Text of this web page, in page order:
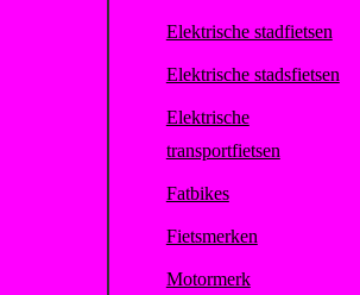
Elektrische stadfietsen
Elektrische stadsfietsen
Elektrische
transportfietsen
Fatbikes
Fietsmerken
Motormerk